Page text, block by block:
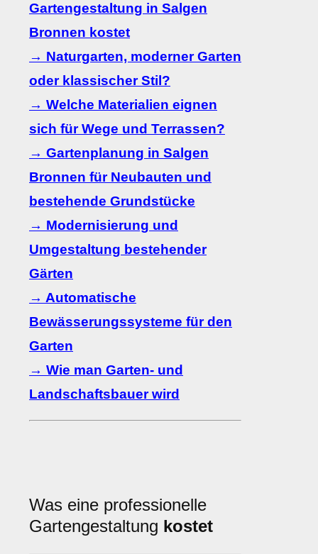
Gartengestaltung in Salgen
Bronnen kostet
→ Naturgarten, moderner Garten
oder klassischer Stil?
→ Welche Materialien eignen
sich für Wege und Terrassen?
→ Gartenplanung in Salgen
Bronnen für Neubauten und
bestehende Grundstücke
→ Modernisierung und
Umgestaltung bestehender
Gärten
→ Automatische
Bewässerungssysteme für den
Garten
→ Wie man Garten- und
Landschaftsbauer wird
Was eine professionelle
Gartengestaltung kostet